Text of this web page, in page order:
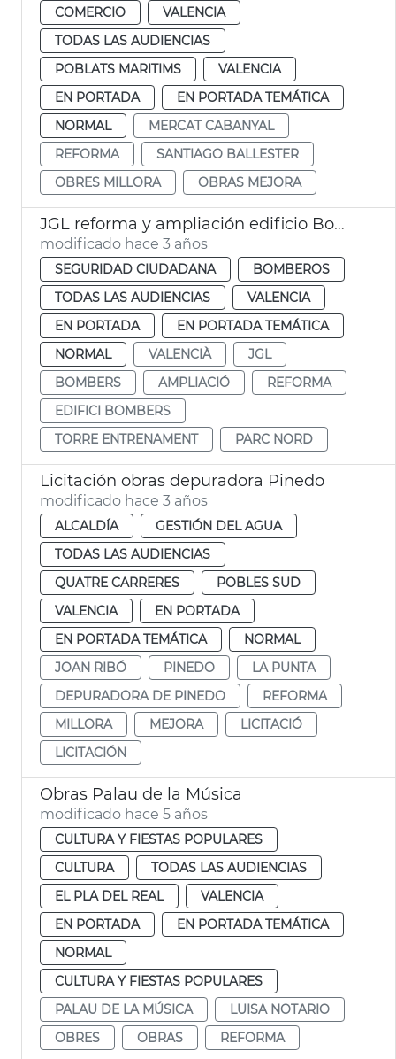
COMERCIO
VALENCIA
TODAS LAS AUDIENCIAS
POBLATS MARITIMS
VALENCIA
EN PORTADA
EN PORTADA TEMÁTICA
NORMAL
MERCAT CABANYAL
REFORMA
SANTIAGO BALLESTER
OBRES MILLORA
OBRAS MEJORA
JGL reforma y ampliación edificio Bomberos
modificado hace 3 años
SEGURIDAD CIUDADANA
BOMBEROS
TODAS LAS AUDIENCIAS
VALENCIA
EN PORTADA
EN PORTADA TEMÁTICA
NORMAL
VALENCIÀ
JGL
BOMBERS
AMPLIACIÓ
REFORMA
EDIFICI BOMBERS
TORRE ENTRENAMENT
PARC NORD
Licitación obras depuradora Pinedo
modificado hace 3 años
ALCALDÍA
GESTIÓN DEL AGUA
TODAS LAS AUDIENCIAS
QUATRE CARRERES
POBLES SUD
VALENCIA
EN PORTADA
EN PORTADA TEMÁTICA
NORMAL
JOAN RIBÓ
PINEDO
LA PUNTA
DEPURADORA DE PINEDO
REFORMA
MILLORA
MEJORA
LICITACIÓ
LICITACIÓN
Obras Palau de la Música
modificado hace 5 años
CULTURA Y FIESTAS POPULARES
CULTURA
TODAS LAS AUDIENCIAS
EL PLA DEL REAL
VALENCIA
EN PORTADA
EN PORTADA TEMÁTICA
NORMAL
CULTURA Y FIESTAS POPULARES
PALAU DE LA MÚSICA
LUISA NOTARIO
OBRES
OBRAS REFORMA